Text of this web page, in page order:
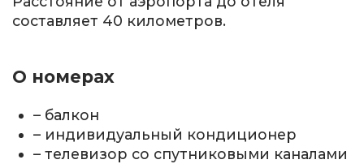
составляет 40 километров.
О номерах
– балкон
– индивидуальный кондиционер
– телевизор со спутниковыми каналами